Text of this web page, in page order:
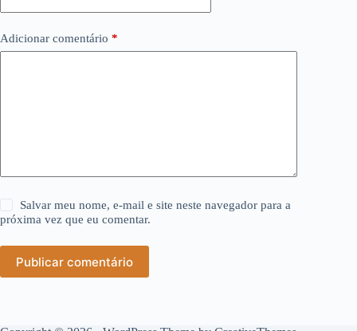
Adicionar comentário *
Salvar meu nome, e-mail e site neste navegador para a
próxima vez que eu comentar.
Publicar comentário